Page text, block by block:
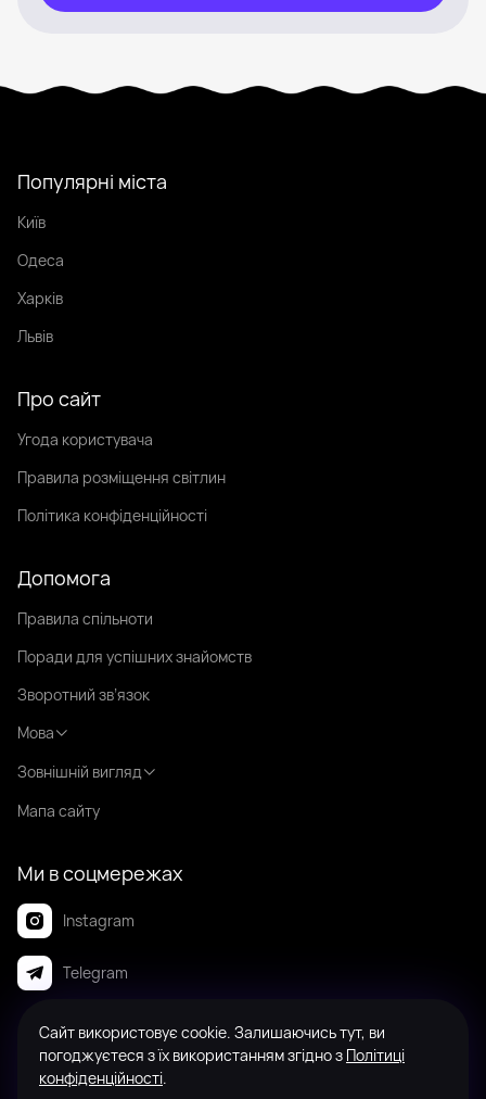
Популярні міста
Київ
Одеса
Харків
Львів
Про сайт
Угода користувача
Правила розміщення світлин
Політика конфіденційності
Допомога
Правила спільноти
Поради для успішних знайомств
Зворотний зв’язок
Мова
Зовнішній вигляд
Мапа сайту
Ми в соцмережах
Instagram
Telegram
© 2008-2026 Badanga. Усі права захищені.
Сайт використовує cookie. Залишаючись тут, ви
погоджуєтеся з їх використанням згідно з Політиці
конфіденційності.